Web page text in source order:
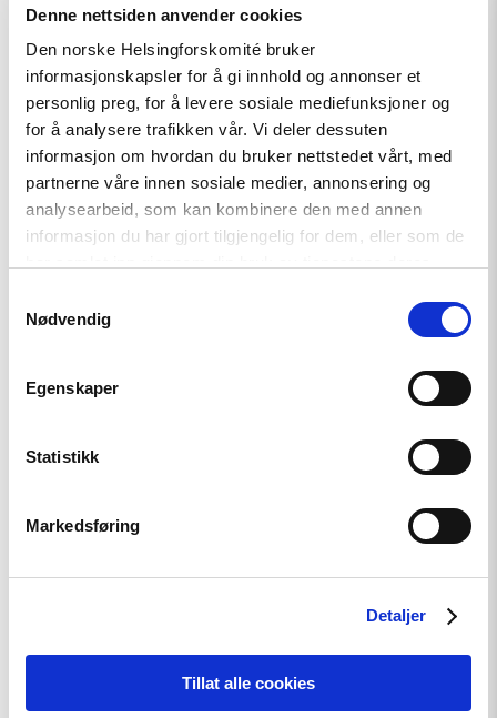
Denne nettsiden anvender cookies
Den norske Helsingforskomité bruker
informasjonskapsler for å gi innhold og annonser et
personlig preg, for å levere sosiale mediefunksjoner og
for å analysere trafikken vår. Vi deler dessuten
informasjon om hvordan du bruker nettstedet vårt, med
partnerne våre innen sosiale medier, annonsering og
analysearbeid, som kan kombinere den med annen
informasjon du har gjort tilgjengelig for dem, eller som de
Nødvendig
Egenskaper
Statistikk
Markedsføring
Detaljer
Tillat alle cookies
oppdrag for EØS-midlene –
Styrker europeisk demokrati
Read
article
med
nytt
oppdrag
EØS-
midlene